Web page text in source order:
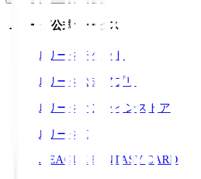
Ｊリーグ公式サービス
Ｊリーグチケット
Ｊリーグ公式アプリ
Ｊリーグオンラインストア
ＪリーグID
J.LEAGUE FANTASY CARD